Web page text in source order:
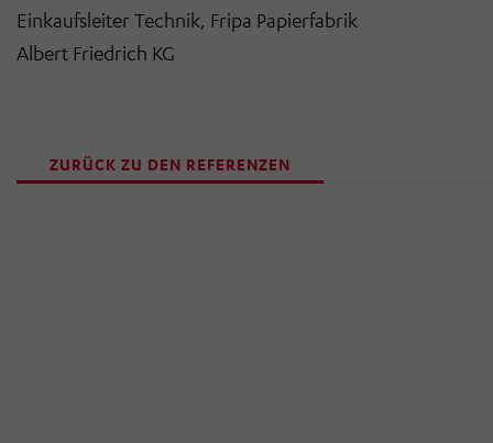
Einkaufsleiter Technik, Fripa Papierfabrik
Albert Friedrich KG
ZURÜCK ZU DEN REFERENZEN